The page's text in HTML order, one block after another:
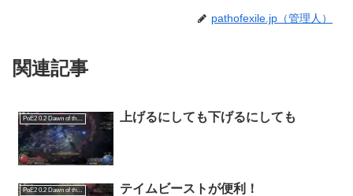
pathofexile.jp（管理人）
関連記事
PoE2 0.2 Dawn of the Hunt 上げるにしても下げるにしても
PoE2 0.2 Dawn of the Hunt テイムビーストが便利！